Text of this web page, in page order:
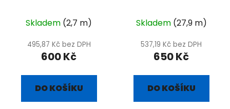
Skladem (2,7 m)
495,87 Kč bez DPH
600 Kč
DO KOŠÍKU
Skladem (27,9 m)
537,19 Kč bez DPH
650 Kč
DO KOŠÍKU